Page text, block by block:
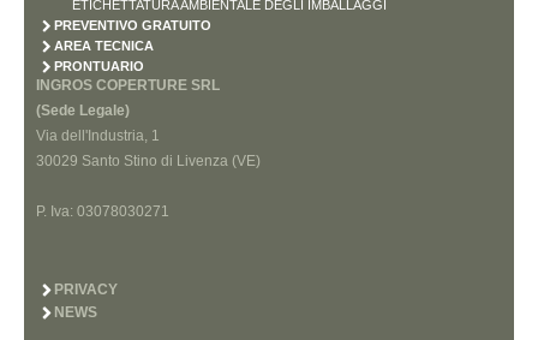
ETICHETTATURA AMBIENTALE DEGLI IMBALLAGGI
PREVENTIVO GRATUITO
AREA TECNICA
PRONTUARIO
INGROS COPERTURE SRL
(Sede Legale)
Via dell'Industria, 1
30029 Santo Stino di Livenza (VE)
P. Iva: 03078030271
PRIVACY
NEWS